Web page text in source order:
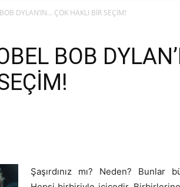
Avar
DYLAN’IN… ÇOK HAKLI BİR SEÇİM!
BOB
Şaşırdınız mı? Neden? Bunlar